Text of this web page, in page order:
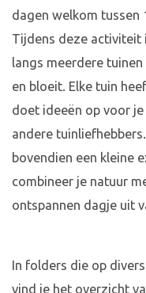
dagen welkom tussen
Tijdens deze activiteit
langs meerdere
en bloeit. Elke tuin
doet ideeën op voor
andere
bovendien een kleine
combineer je natuur
ontspannen dagje uit
In folders die op
vind je het overzicht